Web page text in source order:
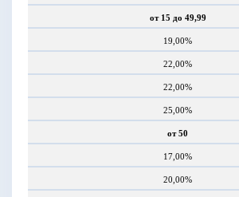
от 15 до 49,99
19,00%
22,00%
22,00%
25,00%
от 50
17,00%
20,00%